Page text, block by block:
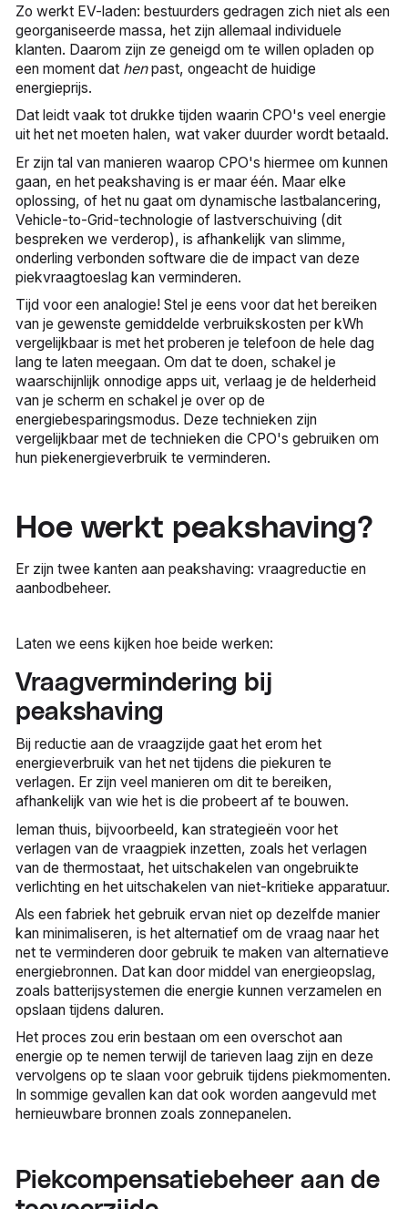
Zo werkt EV-laden: bestuurders gedragen zich niet als een
georganiseerde massa, het zijn allemaal individuele
klanten. Daarom zijn ze geneigd om te willen opladen op
een moment dat henpast, ongeacht de huidige
energieprijs.
Dat leidt vaak tot drukke tijden waarin CPO's veel energie
uit het net moeten halen, wat vaker duurder wordt betaald.
Er zijn tal van manieren waarop CPO's hiermee om kunnen
gaan, en het peakshaving is er maar één. Maar elke
oplossing, of het nu gaat om dynamische lastbalancering,
Vehicle-to-Grid-technologie of lastverschuiving (dit
bespreken we verderop), is afhankelijk van slimme,
onderling verbonden software die de impact van deze
piekvraagtoeslag kan verminderen.
Tijd voor een analogie! Stel je eens voor dat het bereiken
van je gewenste gemiddelde verbruikskosten per kWh
vergelijkbaar is met het proberen je telefoon de hele dag
lang te laten meegaan. Om dat te doen, schakel je
waarschijnlijk onnodige apps uit, verlaag je de helderheid
van je scherm en schakel je over op de
energiebesparingsmodus. Deze technieken zijn
vergelijkbaar met de technieken die CPO's gebruiken om
hun piekenergieverbruik te verminderen.
Hoe werkt peakshaving?
Er zijn twee kanten aan peakshaving: vraagreductie en
aanbodbeheer.
Laten we eens kijken hoe beide werken:
Vraagvermindering bij
peakshaving
Bij reductie aan de vraagzijde gaat het erom het
energieverbruik van het net tijdens die piekuren te
verlagen. Er zijn veel manieren om dit te bereiken,
afhankelijk van wie het is die probeert af te bouwen.
Ieman thuis, bijvoorbeeld, kan strategieën voor het
verlagen van de vraagpiek inzetten, zoals het verlagen
van de thermostaat, het uitschakelen van ongebruikte
verlichting en het uitschakelen van niet-kritieke apparatuur.
Als een fabriek het gebruik ervan niet op dezelfde manier
kan minimaliseren, is het alternatief om de vraag naar het
net te verminderen door gebruik te maken van alternatieve
energiebronnen. Dat kan door middel van energieopslag,
zoals batterijsystemen die energie kunnen verzamelen en
opslaan tijdens daluren.
Het proces zou erin bestaan om een overschot aan
energie op te nemen terwijl de tarieven laag zijn en deze
vervolgens op te slaan voor gebruik tijdens piekmomenten.
In sommige gevallen kan dat ook worden aangevuld met
hernieuwbare bronnen zoals zonnepanelen.
Piekcompensatiebeheer aan de